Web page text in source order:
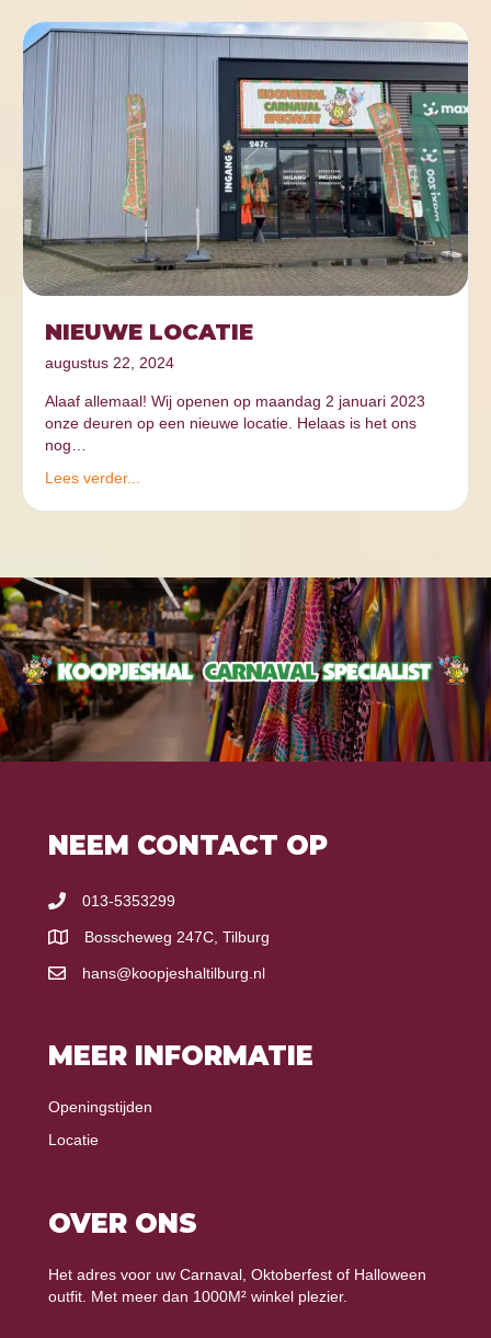
NIEUWE LOCATIE
augustus 22, 2024
Alaaf allemaal! Wij openen op maandag 2 januari 2023
onze deuren op een nieuwe locatie. Helaas is het ons
nog…
Lees verder...
NEEM CONTACT OP
013-5353299
Bosscheweg 247C, Tilburg
hans@koopjeshaltilburg.nl
MEER INFORMATIE
Openingstijden
Locatie
OVER ONS
Het adres voor uw Carnaval, Oktoberfest of Halloween
outfit. Met meer dan 1000M² winkel plezier.